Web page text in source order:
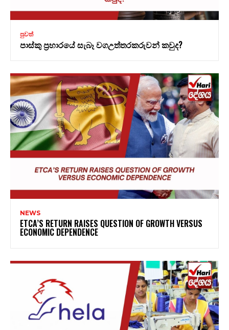
පුවත්
පාස්කු ප්‍රහාරයේ සැබෑ වගඋත්තරකරුවන් කවුද?
NEWS
ETCA’S RETURN RAISES QUESTION OF GROWTH VERSUS
ECONOMIC DEPENDENCE